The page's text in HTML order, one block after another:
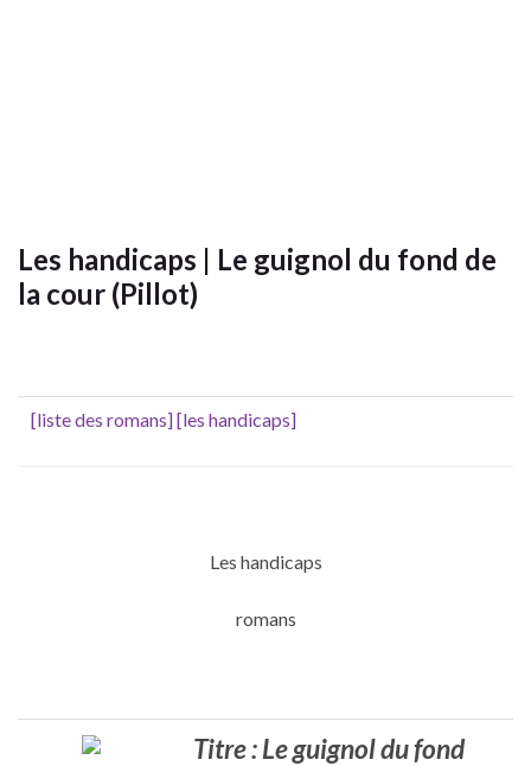
Les handicaps | Le guignol du fond de
la cour (Pillot)
[liste des romans][les handicaps]
Les handicaps
romans
Titre : Le guignol du fond